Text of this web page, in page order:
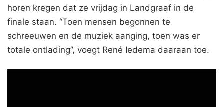
horen kregen dat ze vrijdag in Landgraaf in de
finale staan. “Toen mensen begonnen te
schreeuwen en de muziek aanging, toen was er
totale ontlading”, voegt René Iedema daaraan toe.